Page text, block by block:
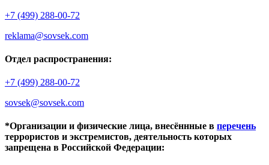
+7 (499) 288-00-72
reklama@sovsek.com
Отдел распространения:
+7 (499) 288-00-72
sovsek@sovsek.com
*Организации и физические лица, внесённные в перечень
террористов и экстремистов, деятельность которых
запрещена в Российской Федерации: